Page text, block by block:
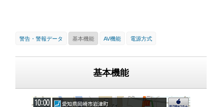
警告・警報データ 基本機能 AV機能 電源方式
基本機能